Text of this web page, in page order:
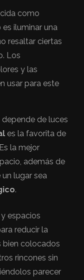
como
iluminar una
resaltar ciertas
Los
y las
usar para este
de luces
es la favorita de
la mejor
además de
lugar sea
.
espacios
reducir la
bien colocados
rincones sin
parecer